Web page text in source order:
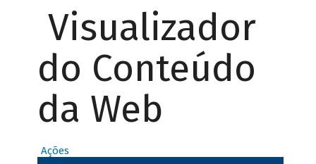
Visualizador
do Conteúdo
da Web
Ações